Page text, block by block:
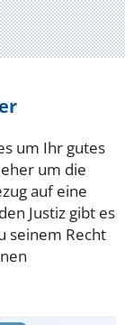
um Ihr gutes
um die
auf eine
Justiz gibt es
seinem Recht